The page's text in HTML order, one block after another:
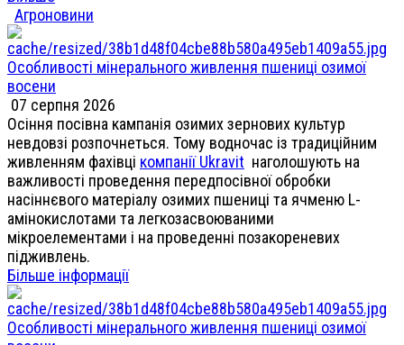
Агроновини
Особливості мінерального живлення пшениці озимої
восени
07 серпня 2026
Осіння посівна кампанія озимих зернових культур
невдовзі розпочнеться. Тому водночас із традиційним
живленням фахівці компанії Ukravit наголошують на
важливості проведення передпосівної обробки
насіннєвого матеріалу озимих пшениці та ячменю L-
амінокислотами та легкозасвоюваними
мікроелементами і на проведенні позакореневих
підживлень.
Більше інформації
Особливості мінерального живлення пшениці озимої